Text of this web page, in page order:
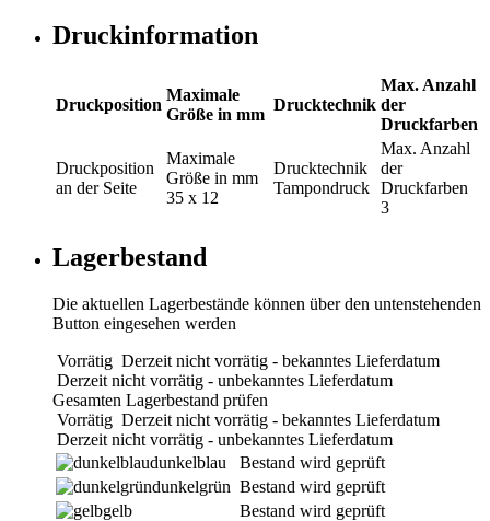
Druckinformation
Druckposition
Maximale
Größe in mm
Drucktechnik
Max. Anzahl
der
Druckfarben
Druckposition
an der Seite
Maximale
Größe in mm
35 x 12
Drucktechnik
Tampondruck
Max. Anzahl
der
Druckfarben
3
Lagerbestand
Die aktuellen Lagerbestände können über den untenstehenden
Button eingesehen werden
Vorrätig Derzeit nicht vorrätig - bekanntes Lieferdatum
Derzeit nicht vorrätig - unbekanntes Lieferdatum
Gesamten Lagerbestand prüfen
Vorrätig Derzeit nicht vorrätig - bekanntes Lieferdatum
Derzeit nicht vorrätig - unbekanntes Lieferdatum
dunkelblau
Bestand wird geprüft
dunkelgrün Bestand wird geprüft
gelb
Bestand wird geprüft